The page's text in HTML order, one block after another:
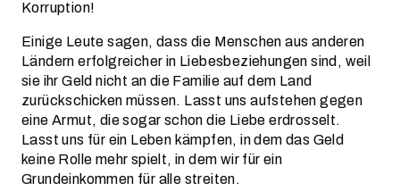
Korruption!
Einige Leute sagen, dass die Menschen aus anderen
Ländern erfolgreicher in Liebesbeziehungen sind, weil
sie ihr Geld nicht an die Familie auf dem Land
zurückschicken müssen. Lasst uns aufstehen gegen
eine Armut, die sogar schon die Liebe erdrosselt.
Lasst uns für ein Leben kämpfen, in dem das Geld
keine Rolle mehr spielt, in dem wir für ein
Grundeinkommen für alle streiten.